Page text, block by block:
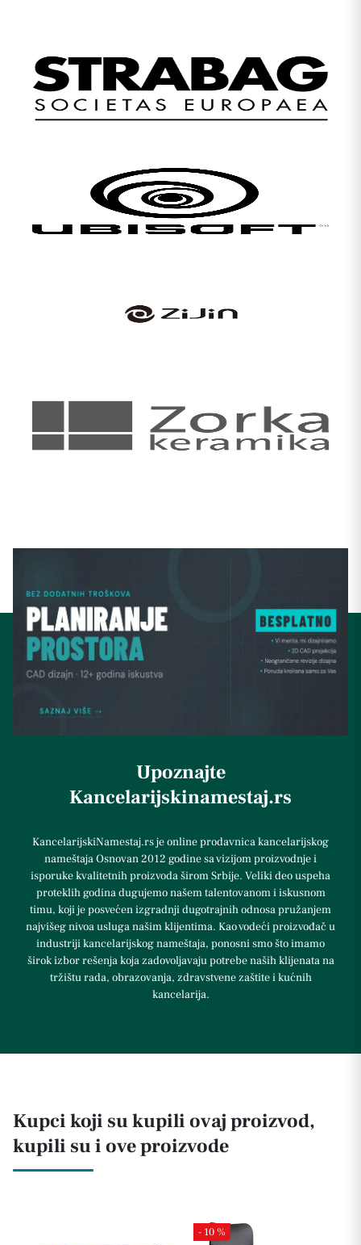
Upoznajte
Kancelarijskinamestaj.rs
KancelarijskiNamestaj.rs je online prodavnica kancelarijskog
nameštaja Osnovan 2012 godine sa vizijom proizvodnje i
isporuke kvalitetnih proizvoda širom Srbije. Veliki deo uspeha
proteklih godina dugujemo našem talentovanom i iskusnom
timu, koji je posvećen izgradnji dugotrajnih odnosa pružanjem
najvišeg nivoa usluga našim klijentima. Kao vodeći proizvođač u
industriji kancelarijskog nameštaja, ponosni smo što imamo
širok izbor rešenja koja zadovoljavaju potrebe naših klijenata na
tržištu rada, obrazovanja, zdravstvene zaštite i kućnih
kancelarija.
Kupci koji su kupili ovaj proizvod,
kupili su i ove proizvode
- 10 %